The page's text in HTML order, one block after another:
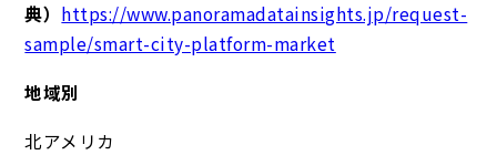
典） https://www.panoramadatainsights.jp/request-
sample/smart-city-platform-market
地域別
北アメリカ